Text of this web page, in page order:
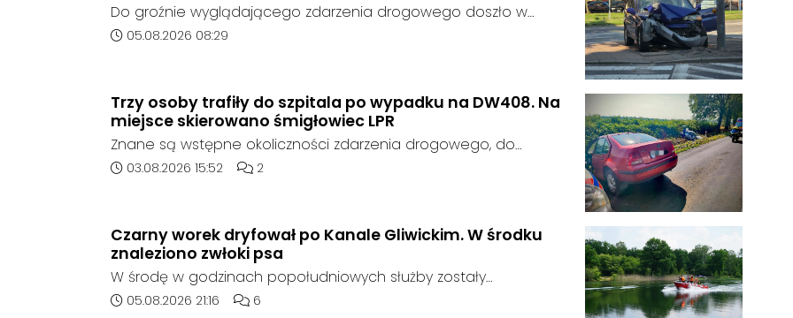
Do groźnie wyglądającego zdarzenia drogowego doszło w
środę rano w Koźlu. Około godziny 6:30 kierujący samochodem
Data dodania artykułu:
05.08.2026 08:29
Trzy osoby trafiły do szpitala po wypadku na DW408. Na
miejsce skierowano śmigłowiec LPR
Znane są wstępne okoliczności zdarzenia drogowego, do
którego doszło około godziny 14:30 na drodze wojewódzkiej nr
Data dodania artykułu:
03.08.2026 15:52 Liczba komentarzy artykułu:
2
Czarny worek dryfował po Kanale Gliwickim. W środku
znaleziono zwłoki psa
W środę w godzinach popołudniowych służby zostały
zadysponowane nad Kanał Gliwicki po zgłoszeniu od
Data dodania artykułu:
05.08.2026 21:16 Liczba komentarzy artykułu:
6